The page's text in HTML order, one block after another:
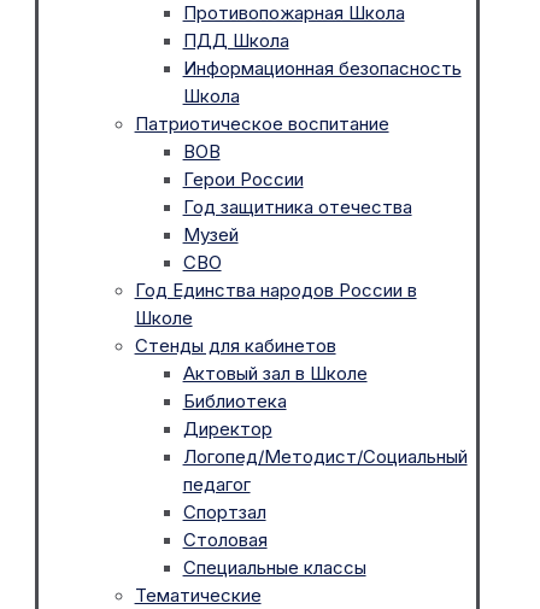
Противопожарная Школа
ПДД Школа
Информационная безопасность
Школа
Патриотическое воспитание
ВОВ
Герои России
Год защитника отечества
Музей
СВО
Год Единства народов России в
Школе
Стенды для кабинетов
Актовый зал в Школе
Библиотека
Директор
Логопед/Методист/Социальный
педагог
Спортзал
Столовая
Специальные классы
Тематические